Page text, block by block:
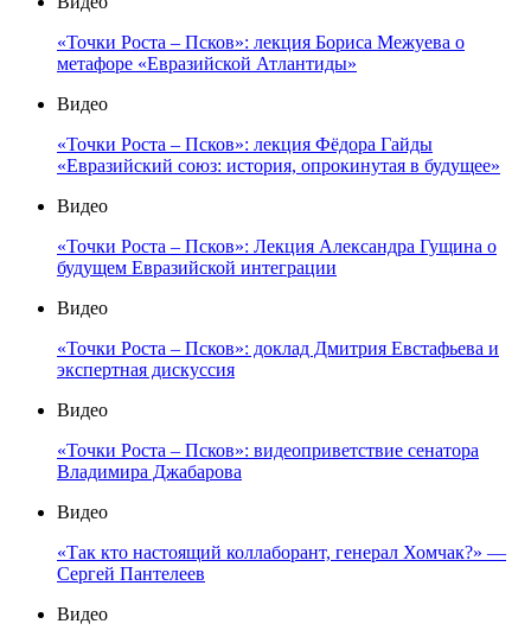
«Точки Роста – Псков»: лекция Бориса Межуева о
метафоре «Евразийской Атлантиды»
Видео
«Точки Роста – Псков»: лекция Фёдора Гайды
«Евразийский союз: история, опрокинутая в будущее»
Видео
«Точки Роста – Псков»: Лекция Александра Гущина о
будущем Евразийской интеграции
Видео
«Точки Роста – Псков»: доклад Дмитрия Евстафьева и
экспертная дискуссия
Видео
«Точки Роста – Псков»: видеоприветствие сенатора
Владимира Джабарова
Видео
«Так кто настоящий коллаборант, генерал Хомчак?» —
Сергей Пантелеев
Видео